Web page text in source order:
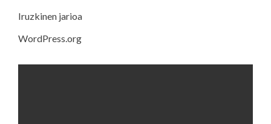
Iruzkinen jarioa
WordPress.org